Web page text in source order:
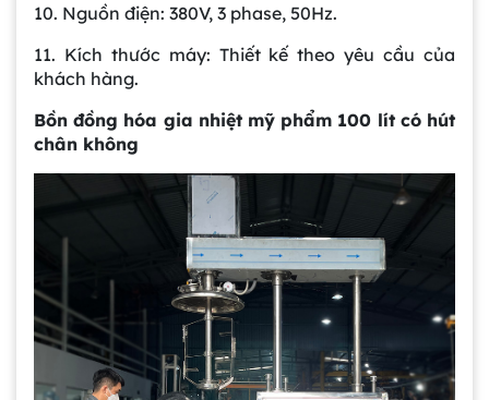
10. Nguồn điện: 380V, 3 phase, 50Hz.
11. Kích thước máy: Thiết kế theo yêu cầu của
khách hàng.
Bồn đồng hóa gia nhiệt mỹ phẩm 100 lít có hút
chân không